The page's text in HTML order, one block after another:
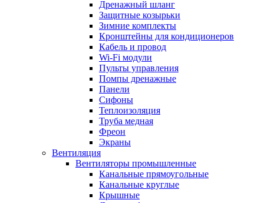
Дренажный шланг
Защитные козырьки
Зимние комплекты
Кронштейны для кондиционеров
Кабель и провод
Wi-Fi модули
Пульты управления
Помпы дренажные
Панели
Сифоны
Теплоизоляция
Труба медная
Фреон
Экраны
Вентиляция
Вентиляторы промышленные
Канальные прямоугольные
Канальные круглые
Крышные